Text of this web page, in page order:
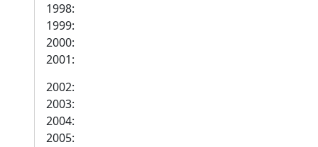
1998:
1999:
2000:
2001:
2002:
2003:
2004:
2005: